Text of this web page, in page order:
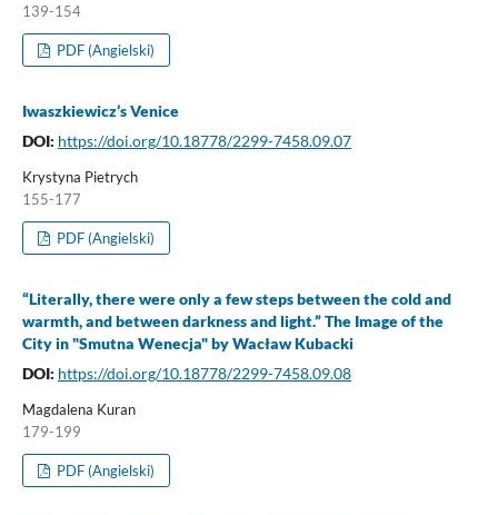
139-154
PDF (Angielski)
Iwaszkiewicz’s Venice
DOI: https://doi.org/10.18778/2299-7458.09.07
Krystyna Pietrych
155-177
PDF (Angielski)
“Literally, there were only a few steps between the cold and
warmth, and between darkness and light.” The Image of the
City in "Smutna Wenecja" by Wacław Kubacki
DOI: https://doi.org/10.18778/2299-7458.09.08
Magdalena Kuran
179-199
PDF (Angielski)